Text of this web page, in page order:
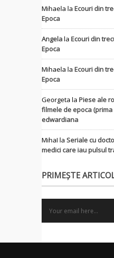
Mihaela la Ecouri din
Epoca
Angelala Ecouri din
Epoca
Mihaela la Ecouri din
Epoca
Georgeta la Piese ale
filmele de epoca (prima
edwardiana
MihaI la Seriale cu
medici care iau pulsul
PRIMEȘTE